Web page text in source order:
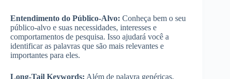
Entendimento do Público-Alvo: Conheça bem o seu
público-alvo e suas necessidades, interesses e
comportamentos de pesquisa. Isso ajudará você a
identificar as palavras que são mais relevantes e
importantes para eles.
Long-Tail Keywords: Além de palavra genéricas,